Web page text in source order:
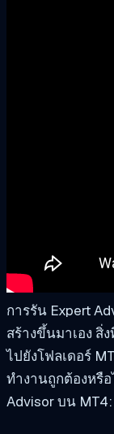
การรัน Expert
สร้างขึ้นมาเอง สิ่
ไปยังโฟลเดอร์
ทำงานถูกต้องหรื
Advisor บน MT4: